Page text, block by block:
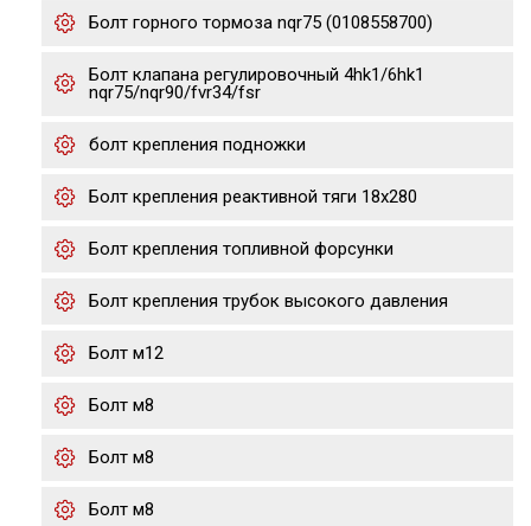
Болт горного тормоза nqr75 (0108558700)
Болт клапана регулировочный 4hk1/6hk1
nqr75/nqr90/fvr34/fsr
болт крепления подножки
Болт крепления реактивной тяги 18x280
Болт крепления топливной форсунки
Болт крепления трубок высокого давления
Болт м12
Болт м8
Болт м8
Болт м8